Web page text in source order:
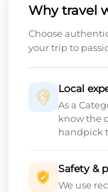
Why travel
Choose
your trip to
Local
As a
know the
handpick
Safety &
We use